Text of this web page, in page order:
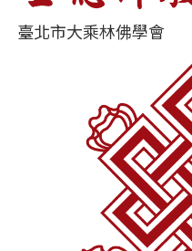
臺北市大乘林佛學會